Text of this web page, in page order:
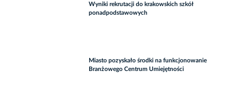
Wyniki rekrutacji do krakowskich szkół
ponadpodstawowych
Miasto pozyskało środki na funkcjonowanie
Branżowego Centrum Umiejętności